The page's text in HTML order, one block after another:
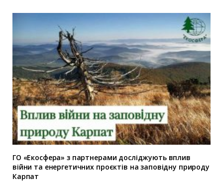
ГО «Екосфера» з партнерами досліджують вплив
війни та енергетичних проєктів на заповідну природу
Карпат